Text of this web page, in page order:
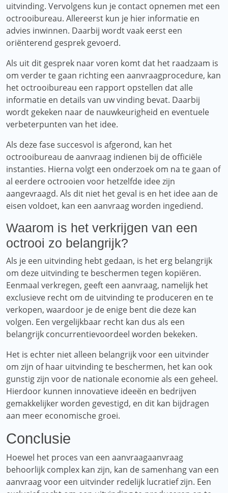
uitvinding. Vervolgens kun je contact opnemen met een
octrooibureau. Allereerst kun je hier informatie en
advies inwinnen. Daarbij wordt vaak eerst een
oriënterend gesprek gevoerd.
Als uit dit gesprek naar voren komt dat het raadzaam is
om verder te gaan richting een aanvraagprocedure, kan
het octrooibureau een rapport opstellen dat alle
informatie en details van uw vinding bevat. Daarbij
wordt gekeken naar de nauwkeurigheid en eventuele
verbeterpunten van het idee.
Als deze fase succesvol is afgerond, kan het
octrooibureau de aanvraag indienen bij de officiële
instanties. Hierna volgt een onderzoek om na te gaan of
al eerdere octrooien voor hetzelfde idee zijn
aangevraagd. Als dit niet het geval is en het idee aan de
eisen voldoet, kan een aanvraag worden ingediend.
Waarom is het verkrijgen van een
octrooi zo belangrijk?
Als je een uitvinding hebt gedaan, is het erg belangrijk
om deze uitvinding te beschermen tegen kopiëren.
Eenmaal verkregen, geeft een aanvraag, namelijk het
exclusieve recht om de uitvinding te produceren en te
verkopen, waardoor je de enige bent die deze kan
volgen. Een vergelijkbaar recht kan dus als een
belangrijk concurrentievoordeel worden bekeken.
Het is echter niet alleen belangrijk voor een uitvinder
om zijn of haar uitvinding te beschermen, het kan ook
gunstig zijn voor de nationale economie als een geheel.
Hierdoor kunnen innovatieve ideeën en bedrijven
gemakkelijker worden gevestigd, en dit kan bijdragen
aan meer economische groei.
Conclusie
Hoewel het proces van een aanvraagaanvraag
behoorlijk complex kan zijn, kan de samenhang van een
aanvraag voor een uitvinder redelijk lucratief zijn. Een